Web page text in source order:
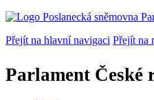
Přejít na hlavní navigaci Přejít na
Parlament České